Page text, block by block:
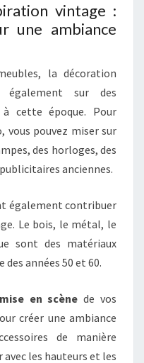
vintage :
une ambiance
la décoration
également sur des
cette époque. Pour
vous pouvez miser sur
des horloges, des
anciennes.
également contribuer
Le bois, le métal, le
sont des matériaux
années 50 et 60.
mise en scène de vos
créer une ambiance
de manière
les hauteurs et les